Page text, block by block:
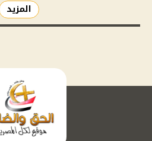
المزيد